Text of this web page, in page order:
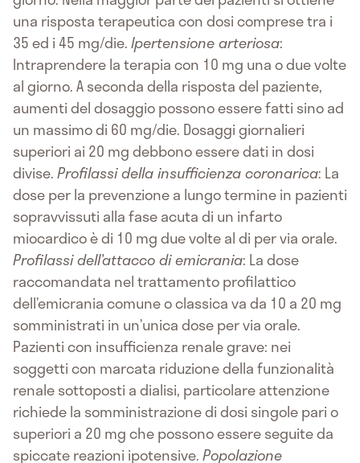
una risposta terapeutica con dosi comprese tra i
35 ed i 45 mg/die.Ipertensione arteriosa:
Intraprendere la terapia con 10 mg una o due volte
al giorno. A seconda della risposta del paziente,
aumenti del dosaggio possono essere fatti sino ad
un massimo di 60 mg/die. Dosaggi giornalieri
superiori ai 20 mg debbono essere dati in dosi
divise.Profilassi della insufficienza coronarica: La
dose per la prevenzione a lungo termine in pazienti
sopravvissuti alla fase acuta di un infarto
miocardico è di 10 mg due volte al di per via orale.
Profilassi dell’attacco di emicrania: La dose
raccomandata nel trattamento profilattico
dell’emicrania comune o classica va da 10 a 20 mg
somministrati in un’unica dose per via orale.
Pazienti con insufficienza renale grave: nei
soggetti con marcata riduzione della funzionalità
renale sottoposti a dialisi, particolare attenzione
richiede la somministrazione di dosi singole pari o
superiori a 20 mg che possono essere seguite da
spiccate reazioni ipotensive.Popolazione